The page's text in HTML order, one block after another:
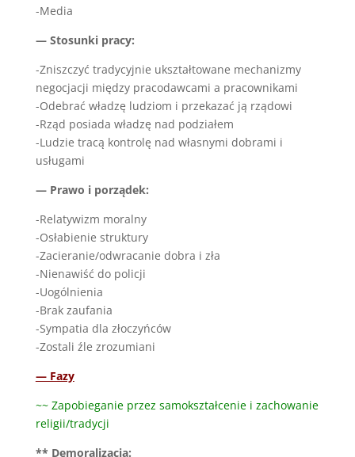
-Media
— Stosunki pracy:
-Zniszczyć tradycyjnie ukształtowane mechanizmy
negocjacji między pracodawcami a pracownikami
-Odebrać władzę ludziom i przekazać ją rządowi
-Rząd posiada władzę nad podziałem
-Ludzie tracą kontrolę nad własnymi dobrami i
usługami
— Prawo i porządek:
-Relatywizm moralny
-Osłabienie struktury
-Zacieranie/odwracanie dobra i zła
-Nienawiść do policji
-Uogólnienia
-Brak zaufania
-Sympatia dla złoczyńców
-Zostali źle zrozumiani
— Fazy
~~ Zapobieganie przez samokształcenie i zachowanie
religii/tradycji
** Demoralizacja: